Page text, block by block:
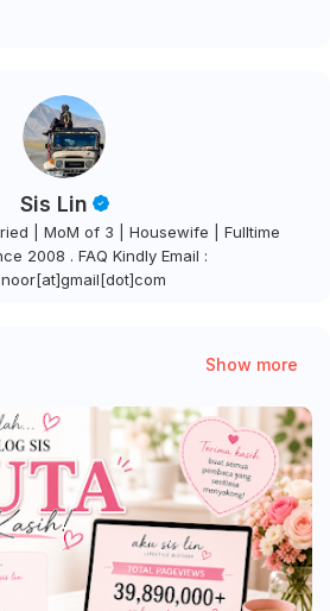
Sis Lin
| MoM of 3 | Housewife | Fulltime
2008 . FAQ Kindly Email :
Show more